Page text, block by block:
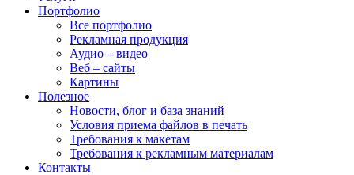
Портфолио
Все портфолио
Рекламная продукция
Аудио – видео
Веб – сайты
Картины
Полезное
Новости, блог и база знаний
Условия приема файлов в печать
Требования к макетам
Требования к рекламным материалам
Контакты